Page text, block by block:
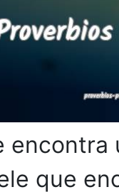
encontra
que